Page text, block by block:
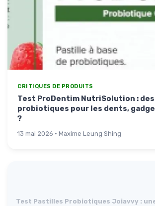
CRITIQUES DE PRODUITS
Test ProDentim NutriSolution : des
probiotiques pour les dents,
?
13 mai 2026 · Maxime Leung Shing
Test Pastilles Probiotiques Joiavvy :